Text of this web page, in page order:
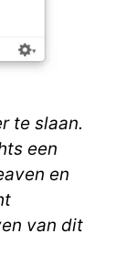
te slaan.
een
en
van dit